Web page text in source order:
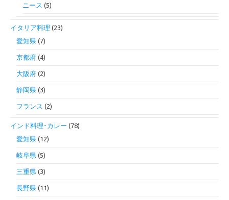
ニース (5)
イタリア料理 (23)
愛知県 (7)
京都府 (4)
大阪府 (2)
静岡県 (3)
フランス (2)
インド料理･カレー (78)
愛知県 (12)
岐阜県 (5)
三重県 (3)
長野県 (11)